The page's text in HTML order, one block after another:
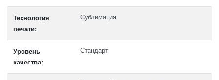
Технология
печати:
Сублимация
Уровень
качества:
Стандарт